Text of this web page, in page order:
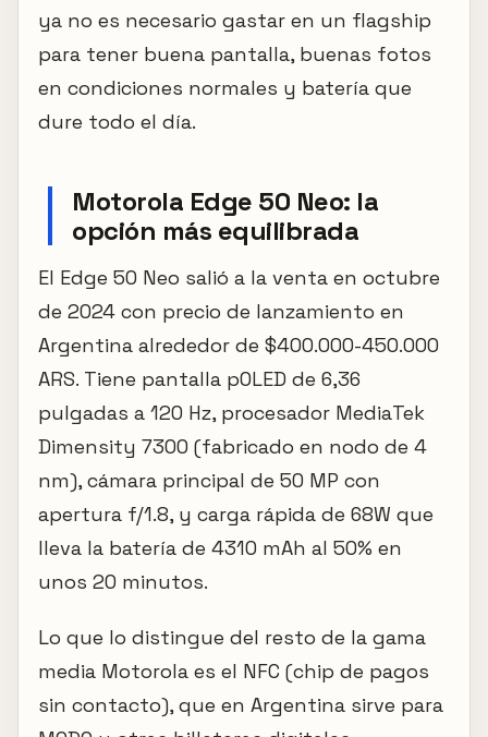
ya no es necesario gastar en un flagship
para tener buena pantalla, buenas fotos
en condiciones normales y batería que
dure todo el día.
Motorola Edge 50 Neo: la
opción más equilibrada
El Edge 50 Neo salió a la venta en octubre
de 2024 con precio de lanzamiento en
Argentina alrededor de $400.000-450.000
ARS. Tiene pantalla pOLED de 6,36
pulgadas a 120 Hz, procesador MediaTek
Dimensity 7300 (fabricado en nodo de 4
nm), cámara principal de 50 MP con
apertura f/1.8, y carga rápida de 68W que
lleva la batería de 4310 mAh al 50% en
unos 20 minutos.
Lo que lo distingue del resto de la gama
media Motorola es el NFC (chip de pagos
sin contacto), que en Argentina sirve para